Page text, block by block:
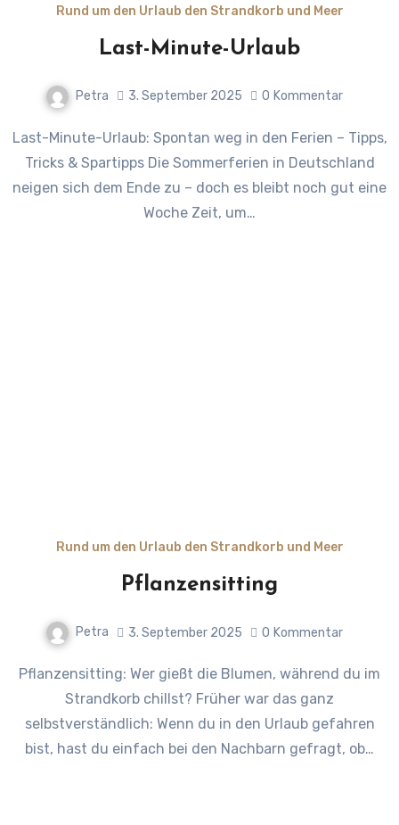
Rund um den Urlaub den Strandkorb und Meer
Last-Minute-Urlaub
Petra 3. September 2025 0 Kommentar
Last-Minute-Urlaub: Spontan weg in den Ferien – Tipps,
Tricks & Spartipps Die Sommerferien in Deutschland
neigen sich dem Ende zu – doch es bleibt noch gut eine
Woche Zeit, um…
Rund um den Urlaub den Strandkorb und Meer
Pflanzensitting
Petra 3. September 2025 0 Kommentar
Pflanzensitting: Wer gießt die Blumen, während du im
Strandkorb chillst? Früher war das ganz
selbstverständlich: Wenn du in den Urlaub gefahren
bist, hast du einfach bei den Nachbarn gefragt, ob…